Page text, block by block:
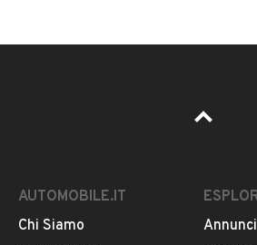
AUTOMOBILE.IT
Chi Siamo